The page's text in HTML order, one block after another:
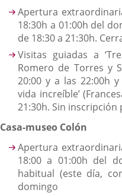
Apertura
18:30h a 01:00h del
de 18:30 a 21:30h.
Visitas guiadas a
Romero de Torres y
20:00 y a las 22:00h
vida increíble’
21:30h. Sin inscripción
Casa-museo Colón
Apertura
18:00 a 01:00h del
habitual (este día,
domingo